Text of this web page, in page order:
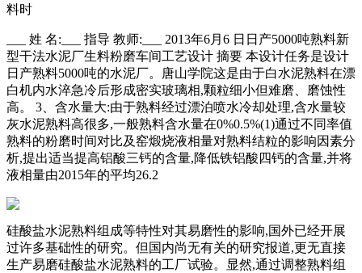
料时
___ 姓 名:___ 指导 教师:___ 2013年6月6 日日产5000吨熟料新
型干法水泥厂生料粉磨车间工艺设计 摘要 本设计任务是设计
日产熟料5000吨的水泥厂。唐山学院这是由于白水泥熟料在漂
白机内水淬急冷后形成密实玻璃相,颗粒细小但难磨、磨蚀性
高。 3、含水量大:由于熟料经过漂泊喷水冷却处理,含水量较
灰水泥熟料高很多,一般熟料含水量在0%0.5%(1)通过不同率值
熟料的粉磨时间对比及窑煅烧液相量对熟料结粒的影响因素分
析,提出适当提高铝酸三钙的含量,降低铁铝酸四钙的含量,并将
液相量由2015年的平均26.2
硅酸盐水泥熟料组成等特性对其易磨性的影响,国外已经开展
过许多基础性的研究。但国内尚无有关的研究报道,更无直接
生产易磨硅酸盐水泥熟料的工厂试验。显然,通过调整熟料组